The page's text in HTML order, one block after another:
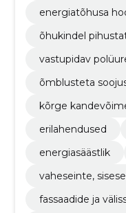
energiatõhusa
õhukindel
vastupidav
õmblusteta
kõrge
erilahendused
energiasäästlik
vaheseinte,
fassaadide ja